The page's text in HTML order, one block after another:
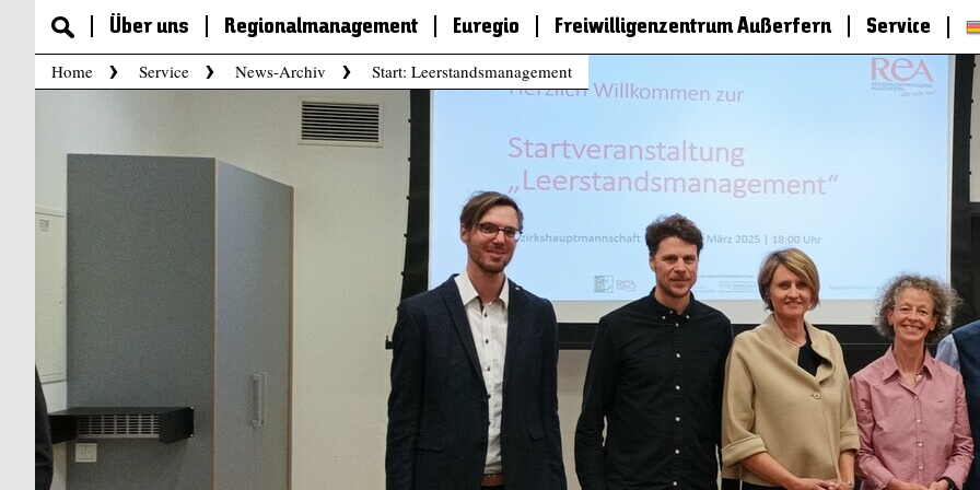
Über uns Regionalmanagement Euregio Freiwilligenzentrum Außerfern
Service
Home
Service News-Archiv Start: Leerstandsmanagement